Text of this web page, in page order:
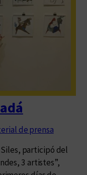
de prensa
Siles, participó del
3 artistes”,